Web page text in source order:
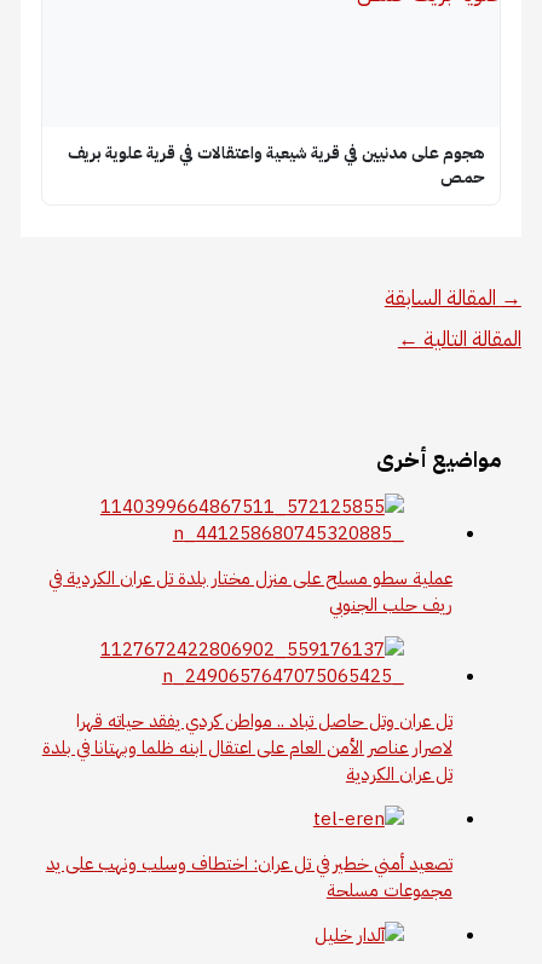
مدنيين في قرية شيعية واعتقالات في قرية علوية بريف
←
أخرى
سطو مسلح على منزل مختار بلدة تل عران الكردية في
حلب الجنوبي
عران وتل حاصل تباد .. مواطن كردي يفقد حياته قهرا
عناصر الأمن العام على اعتقال ابنه ظلما وبهتانا في بلدة
عران الكردية
أمني خطير في تل عران: اختطاف وسلب ونهب على يد
مسلحة